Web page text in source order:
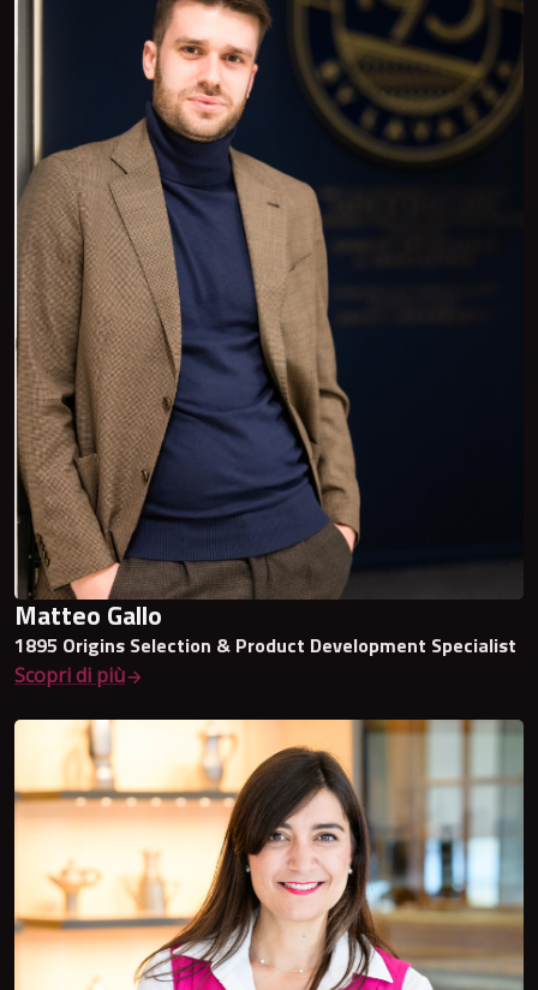
Matteo Gallo
1895 Origins Selection & Product Development Specialist
Scopri di più